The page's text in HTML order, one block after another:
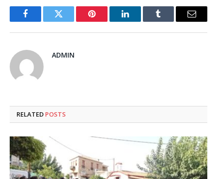
FacebookTwitter Pinterest LinkedInTumblr Email
ADMIN
RELATED POSTS